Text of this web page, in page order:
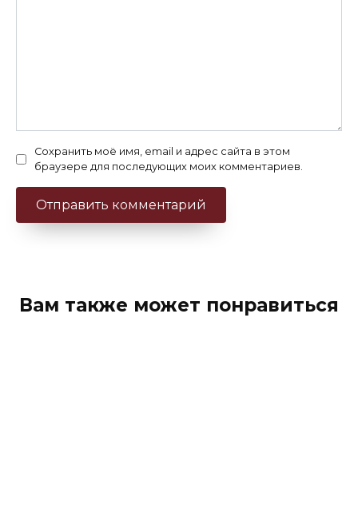
Сохранить моё имя, email и адрес сайта в этом
браузере для последующих моих комментариев.
Вам также может понравиться